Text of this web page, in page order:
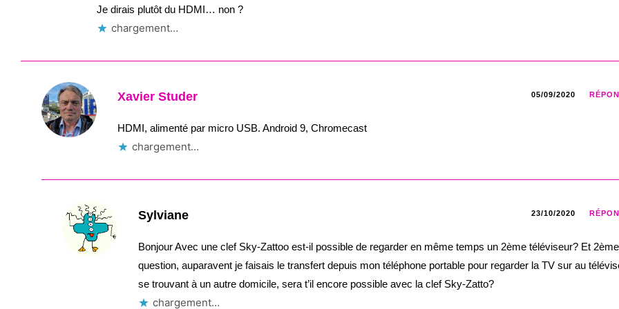
Je dirais plutôt du HDMI… non ?
chargement…
Xavier Studer 05/09/2020
HDMI, alimenté par micro USB. Android 9, Chromecast
chargement…
Sylviane 23/10/2020
Bonjour Avec une clef Sky-Zattoo est-il possible de regarder en même temps un 2ème téléviseur? Et 2ème
question, auparavent je faisais le transfert depuis mon téléphone portable pour regarder la TV sur au
se trouvant à un autre domicile, sera t’il encore possible avec la clef Sky-Zatto?
chargement…